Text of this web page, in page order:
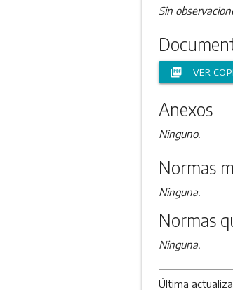
Sin
picture_as_pdf VER
Anexos
Ninguno.
Normas
Ninguna.
Normas
Ninguna.
Última